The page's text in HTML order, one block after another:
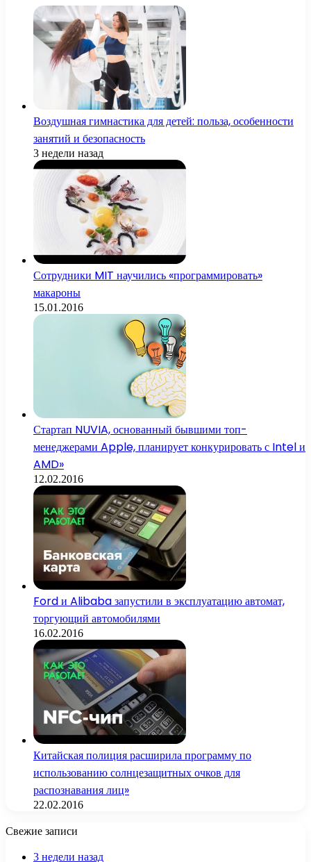
Воздушная гимнастика для детей: польза, особенности
занятий и безопасность
3 недели назад
Сотрудники MIT научились «программировать»
макароны
15.01.2016
Стартап NUVIA, основанный бывшими топ-
менеджерами Apple, планирует конкурировать с Intel и
AMD»
12.02.2016
Ford и Alibaba запустили в эксплуатацию автомат,
торгующий автомобилями
16.02.2016
Китайская полиция расширила программу по
использованию солнцезащитных очков для
распознавания лиц»
22.02.2016
Свежие записи
3 недели назад